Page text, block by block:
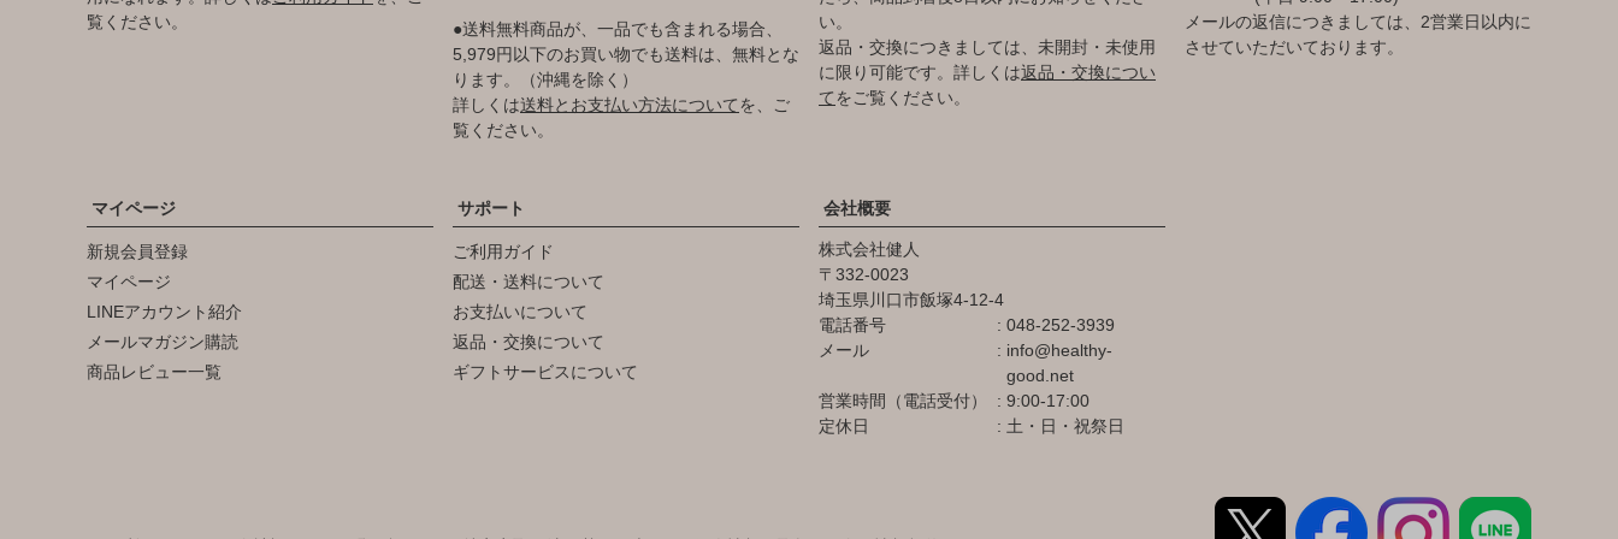
覧ください。
●送料無料商品が、一品でも含まれる場合、
5,979円以下のお買い物でも送料は、無料とな
ります。（沖縄を除く）
詳しくは送料とお支払い方法についてを、ご
覧ください。
い。
返品・交換につきましては、未開封・未使用
に限り可能です。詳しくは返品・交換につい
てをご覧ください。
メールの返信につきましては、2営業日以内に
させていただいております。
マイページ
新規会員登録
マイページ
LINEアカウント紹介
メールマガジン購読
商品レビュー一覧
サポート
ご利用ガイド
配送・送料について
お支払いについて
返品・交換について
ギフトサービスについて
会社概要
株式会社健人
332-0023
埼玉県川口市飯塚4-12-4
電話番号
048-252-3939
メール
info@healthy-
good.net
営業時間（電話受付）
9:00-17:00
定休日
土・日・祝祭日